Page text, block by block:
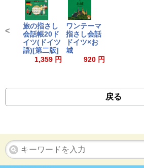
旅の指さし
会話帳20ド
イツ(ドイツ
語)[第二版]
1,359 円
ワンテーマ
指さし会話
ドイツ×お
城
920 円
<
戻る